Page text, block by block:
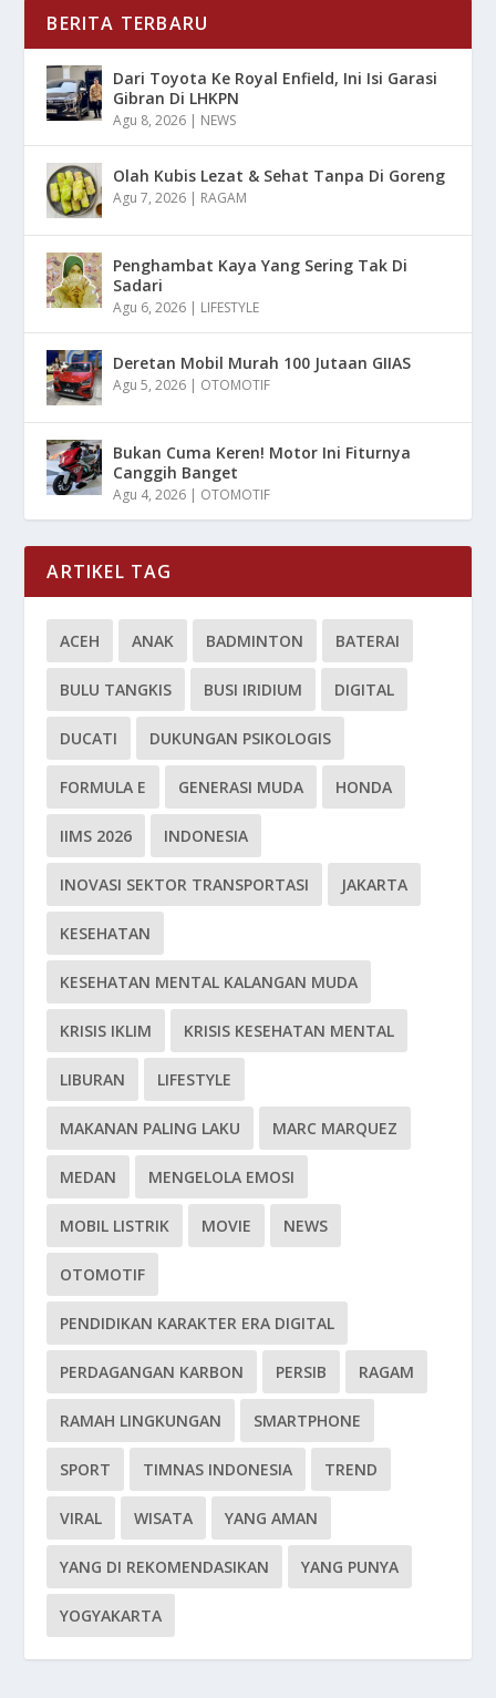
BERITA TERBARU
Dari Toyota Ke Royal Enfield, Ini Isi Garasi
Gibran Di LHKPN
Agu 8, 2026 | NEWS
Olah Kubis Lezat & Sehat Tanpa Di Goreng
Agu 7, 2026 | RAGAM
Penghambat Kaya Yang Sering Tak Di
Sadari
Agu 6, 2026 | LIFESTYLE
Deretan Mobil Murah 100 Jutaan GIIAS
Agu 5, 2026 | OTOMOTIF
Bukan Cuma Keren! Motor Ini Fiturnya
Canggih Banget
Agu 4, 2026 | OTOMOTIF
ARTIKEL TAG
ACEH ANAK BADMINTON BATERAI
BULU TANGKIS BUSI IRIDIUM DIGITAL
DUCATI DUKUNGAN PSIKOLOGIS
FORMULA E GENERASI MUDA HONDA
IIMS 2026 INDONESIA
INOVASI SEKTOR TRANSPORTASI JAKARTA
KESEHATAN
KESEHATAN MENTAL KALANGAN MUDA
KRISIS IKLIM KRISIS KESEHATAN MENTAL
LIBURAN LIFESTYLE
MAKANAN PALING LAKU MARC MARQUEZ
MEDAN MENGELOLA EMOSI
MOBIL LISTRIK MOVIE NEWS
OTOMOTIF
PENDIDIKAN KARAKTER ERA DIGITAL
PERDAGANGAN KARBON PERSIB RAGAM
RAMAH LINGKUNGAN SMARTPHONE
SPORT TIMNAS INDONESIA TREND
VIRAL WISATA YANG AMAN
YANG DI REKOMENDASIKAN YANG PUNYA
YOGYAKARTA